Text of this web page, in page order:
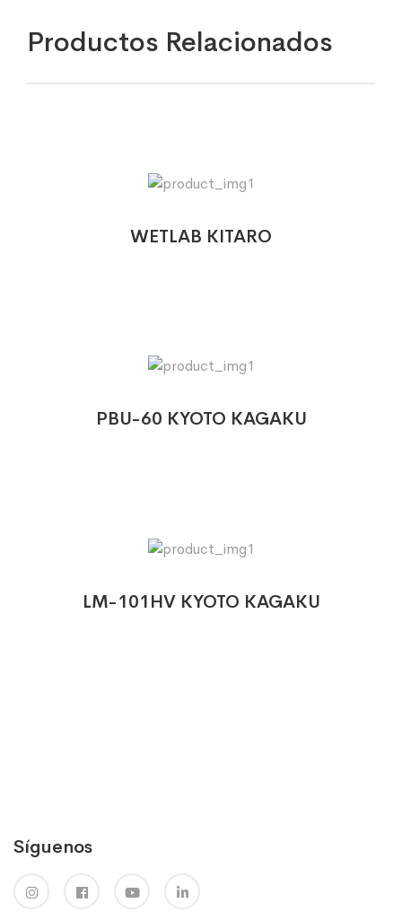
Productos Relacionados
WETLAB KITARO
PBU-60 KYOTO KAGAKU
LM-101HV KYOTO KAGAKU
Síguenos